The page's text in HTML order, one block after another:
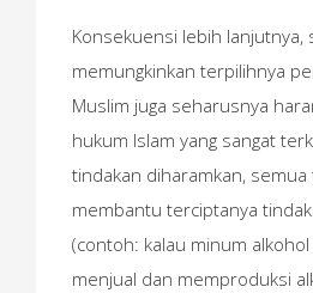
Konsekuensi lebih lanjutnya,
memungkinkan terpilihnya
Muslim juga seharusnya
hukum Islam yang sangat
tindakan diharamkan, semua
membantu terciptanya
(contoh: kalau minum
menjual dan memproduksi